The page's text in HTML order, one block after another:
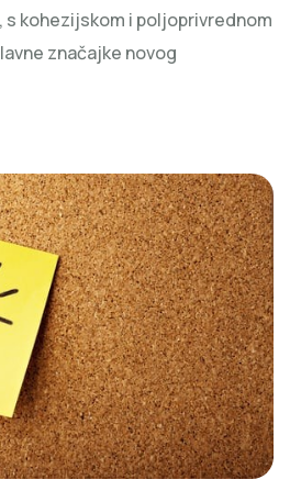
kohezijskom i poljoprivrednom
značajke novog